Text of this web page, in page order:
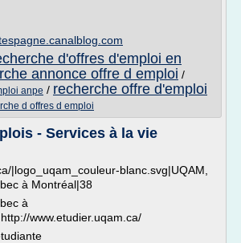
d'offres d'emploi en
annonce offre d emploi /
anpe / recherche offre d'emploi
d offres d emploi
- Services à la vie
|logo_uqam_couleur-blanc.svg|UQAM,
à Montréal|38
à
www.etudier.uqam.ca/